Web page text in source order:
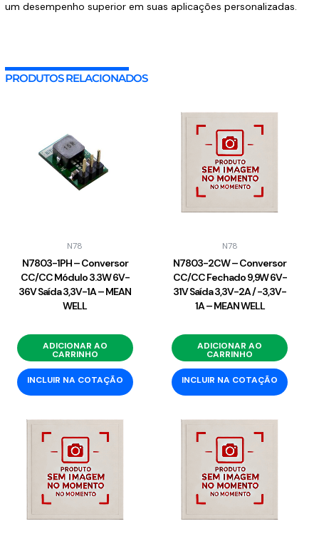
um desempenho superior em suas aplicações personalizadas.
PRODUTOS RELACIONADOS
N78
N7803-1PH – Conversor
CC/CC Módulo 3.3W 6V-
36V Saída 3,3V-1A – MEAN
WELL
ADICIONAR AO
CARRINHO
INCLUIR NA COTAÇÃO
N78
N7803-2CW – Conversor
CC/CC Fechado 9,9W 6V-
31V Saída 3,3V-2A / -3,3V-
1A – MEAN WELL
ADICIONAR AO
CARRINHO
INCLUIR NA COTAÇÃO